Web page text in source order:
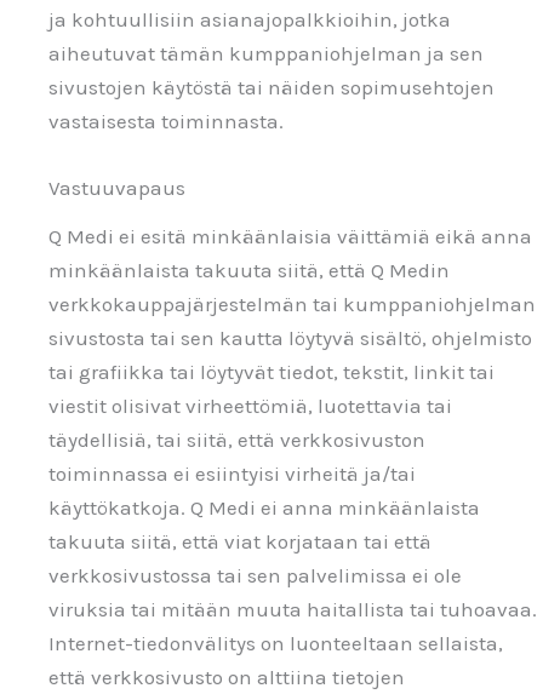
ja kohtuullisiin asianajopalkkioihin, jotka
aiheutuvat tämän kumppaniohjelman ja sen
sivustojen käytöstä tai näiden sopimusehtojen
vastaisesta toiminnasta.
Vastuuvapaus
Q Medi ei esitä minkäänlaisia väittämiä eikä anna
minkäänlaista takuuta siitä, että Q Medin
verkkokauppajärjestelmän tai kumppaniohjelman
sivustosta tai sen kautta löytyvä sisältö, ohjelmisto
tai grafiikka tai löytyvät tiedot, tekstit, linkit tai
viestit olisivat virheettömiä, luotettavia tai
täydellisiä, tai siitä, että verkkosivuston
toiminnassa ei esiintyisi virheitä ja/tai
käyttökatkoja. Q Medi ei anna minkäänlaista
takuuta siitä, että viat korjataan tai että
verkkosivustossa tai sen palvelimissa ei ole
viruksia tai mitään muuta haitallista tai tuhoavaa.
Internet-tiedonvälitys on luonteeltaan sellaista,
että verkkosivusto on alttiina tietojen